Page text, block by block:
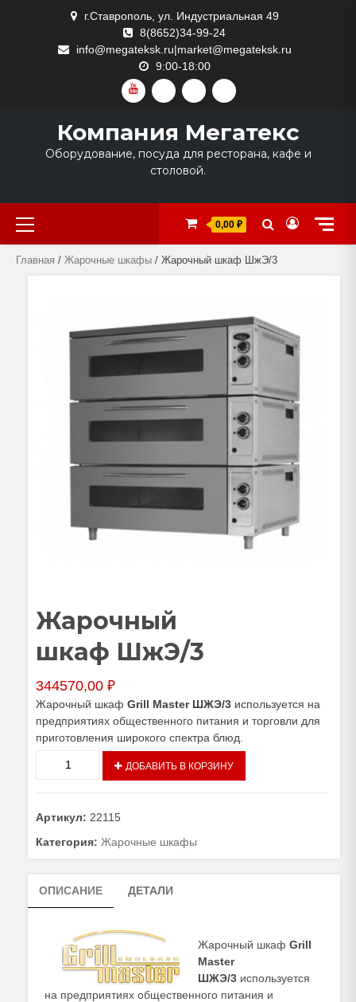
г.Ставрополь, ул. Индустриальная 49
8(8652)34-99-24
info@megateksk.ru|market@megateksk.ru
9:00-18:00
YOUTUBEVKVIDEORUTUBEDZEN
Компания Мегатекс
Оборудование, посуда для ресторана, кафе и
столовой.
Primary
Menu
0,00 ₽
Главная / Жарочные шкафы / Жарочный шкаф ШжЭ/3
Жарочный
шкаф ШжЭ/3
344570,00 ₽
Жарочный шкаф Grill Master ШЖЭ/3 используется на
предприятиях общественного питания и торговли для
приготовления широкого спектра блюд.
Жарочный
ДОБАВИТЬ В КОРЗИНУ
Артикул: 22115
Категория: Жарочные шкафы
ОПИСАНИЕ ДЕТАЛИ
Жарочный шкаф Grill
Master
ШЖЭ/3 используется
на предприятиях общественного питания и